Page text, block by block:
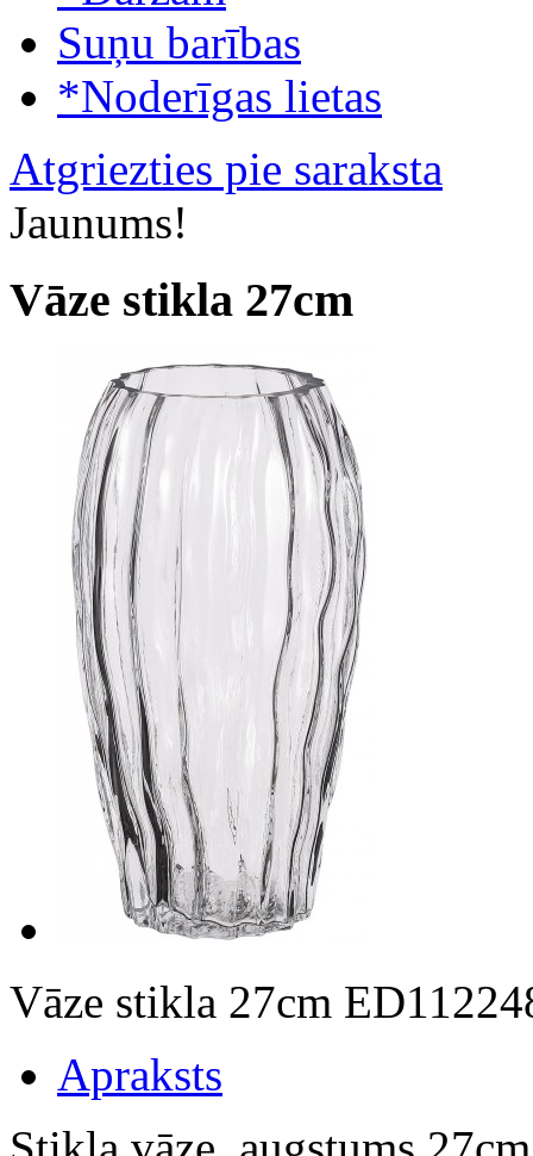
Suņu barības
*Noderīgas lietas
Atgriezties pie saraksta
Jaunums!
Vāze stikla 27cm
Vāze stikla 27cm
Apraksts